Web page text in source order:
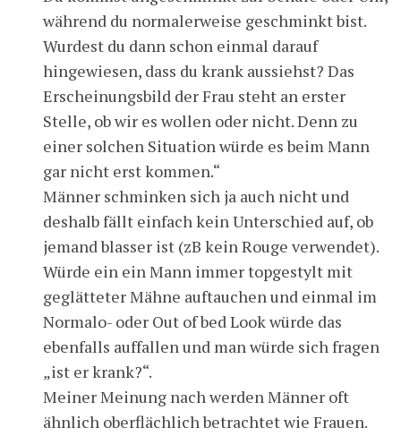
während du normalerweise geschminkt bist.
Wurdest du dann schon einmal darauf
hingewiesen, dass du krank aussiehst? Das
Erscheinungsbild der Frau steht an erster
Stelle, ob wir es wollen oder nicht. Denn zu
einer solchen Situation würde es beim Mann
gar nicht erst kommen.“
Männer schminken sich ja auch nicht und
deshalb fällt einfach kein Unterschied auf, ob
jemand blasser ist (zB kein Rouge verwendet).
Würde ein ein Mann immer topgestylt mit
geglätteter Mähne auftauchen und einmal im
Normalo- oder Out of bed Look würde das
ebenfalls auffallen und man würde sich fragen
„ist er krank?“.
Meiner Meinung nach werden Männer oft
ähnlich oberflächlich betrachtet wie Frauen.